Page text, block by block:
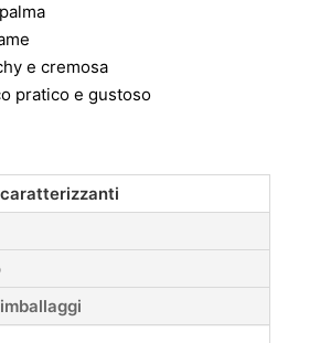
e cremosa
pratico e gustoso